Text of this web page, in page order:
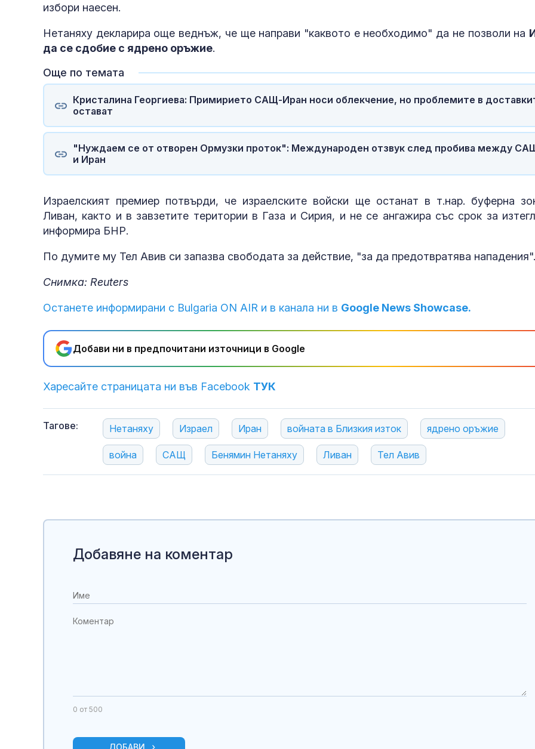
избори наесен.
Нетаняху декларира още веднъж, че ще направи "каквото е необходимо" да не позволи на
да се сдобие с ядрено оръжие.
Още по темата
Кристалина Георгиева: Примирието САЩ-Иран носи облекчение, но проблемите в
остават
"Нуждаем се от отворен Ормузки проток": Международен отзвук след пробива между
и Иран
Израелският премиер потвърди, че израелските войски ще останат в т.нар. буферна
Ливан, както и в завзетите територии в Газа и Сирия, и не се ангажира със срок за
информира БНР.
По думите му Тел Авив си запазва свободата за действие, "за да предотвратява нападения".
Снимка: Reuters
Останете информирани с Bulgaria ON AIR и в канала ни в Google News Showcase.
Добави ни в предпочитани източници в Google
Харесайте страницата ни във Facebook ТУК
Тагове: Нетаняху Израел Иран войната в Близкия изток ядрено оръжие
война САЩ Бенямин Нетаняху Ливан Тел Авив
Тропичните
предложи
Добавяне на коментар
0 от 500